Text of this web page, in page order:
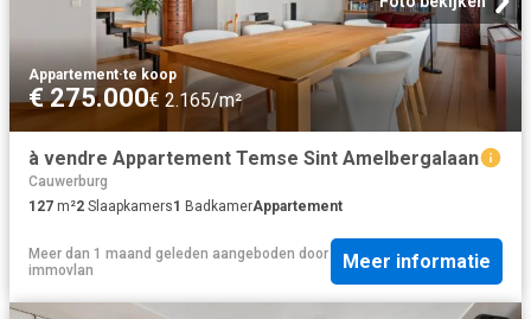
Appartement·te koop
€ 275.000€ 2.165/m²
à vendre Appartement Temse Sint Amelbergalaan
Cauwerburg
127 m²2 Slaapkamers1 BadkamerAppartement
Meer dan 1 maand geleden aangeboden door
immovlan
Meer informatie